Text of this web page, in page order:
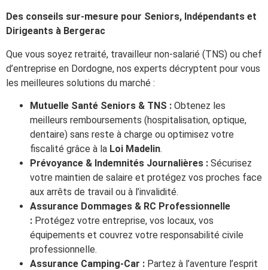
Des conseils sur-mesure pour Seniors, Indépendants et
Dirigeants à Bergerac
Que vous soyez retraité, travailleur non-salarié (TNS) ou chef
d’entreprise en Dordogne, nos experts décryptent pour vous
les meilleures solutions du marché :
Mutuelle Santé Seniors & TNS : Obtenez les
meilleurs remboursements (hospitalisation, optique,
dentaire) sans reste à charge ou optimisez votre
fiscalité grâce à la Loi Madelin.
Prévoyance & Indemnités Journalières : Sécurisez
votre maintien de salaire et protégez vos proches face
aux arrêts de travail ou à l’invalidité.
Assurance Dommages & RC Professionnelle
: Protégez votre entreprise, vos locaux, vos
équipements et couvrez votre responsabilité civile
professionnelle.
Assurance Camping-Car : Partez à l’aventure l’esprit